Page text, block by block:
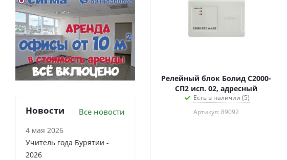
Релейный блок Болид С2000-
СП2 исп. 02, адресный
Есть в наличии (5)
Артикул: 89092
Новости Все новости
4 мая 2026
Учитель года Бурятии -
2026